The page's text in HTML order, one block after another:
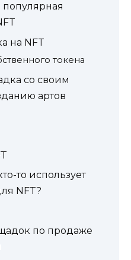
на NFT
токена
со своим
артов
то использует
NFT?
по продаже